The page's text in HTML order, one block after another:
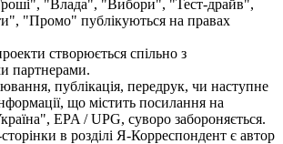
"Влада", "Вибори", "Тест-драйв",
"Промо" публікуються на правах
створюється спільно з
партнерами.
публікація, передрук, чи наступне
що містить посилання на
EPA / UPG, суворо забороняється.
в розділі Я-Корреспондент є автор